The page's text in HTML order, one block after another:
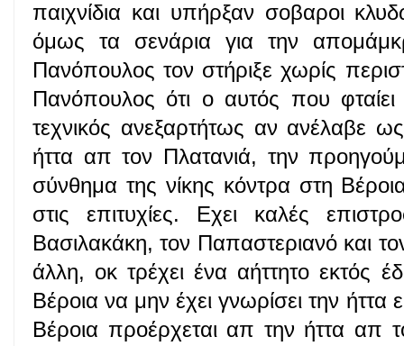
παιχνίδια και υπήρξαν σοβαροι
όμως τα σενάρια για την
Πανόπουλος τον στήριξε χωρίς
Πανόπουλος ότι ο αυτός που φταίει
τεχνικός ανεξαρτήτως αν ανέλαβε
ήττα απ τον Πλατανιά, την
σύνθημα της νίκης κόντρα στη
στις επιτυχίες. Εχει καλές
Βασιλακάκη, τον Παπαστεριανό και
άλλη, οκ τρέχει ένα αήττητο εκτός
Βέροια να μην έχει γνωρίσει την ήττα
Βέροια προέρχεται απ την ήττα απ